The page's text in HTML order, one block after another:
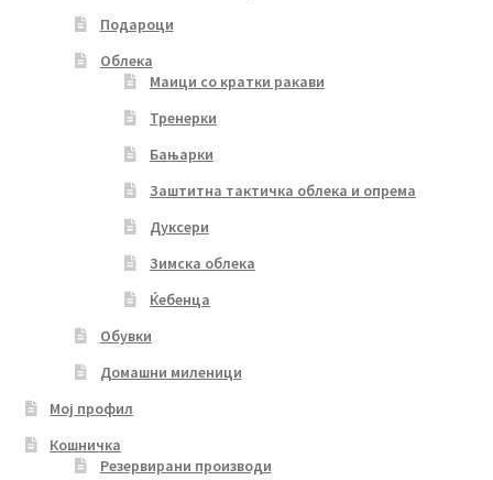
Подароци
Облека
Маици со кратки ракави
Тренерки
Бањарки
Заштитна тактичка облека и опрема
Дуксери
Зимска облека
Ќебенца
Обувки
Домашни миленици
Мој профил
Кошничка
Резервирани производи